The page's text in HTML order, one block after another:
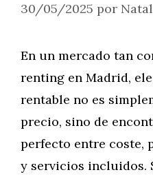
30/05/2025 por
En un mercado tan
renting en Madrid,
rentable no es
precio, sino de
perfecto entre coste,
y servicios incluidos.